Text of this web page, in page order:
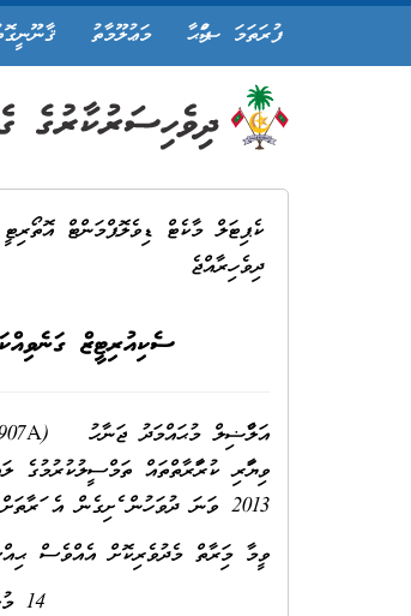
ފުރަތަމަ ޞަފްޙާ މަޢުލޫމާތު
ކެޕިޓަލް މާކެޓް ޑިވެލޮޕްމަންޓް އޮތޯރިޓީ
ދިވެހިރާއްޖެ
ސެކިއުރިޓީޒް
2013 ވަނަ ދުވަހުން ފެށިގެން އެ ފަރާތަށް ދޫކޮށްފައިވާ ލައިސަންސް ވަނީ ބާޠިލުވެފައެވެ.
ވީމާ މިފަރާތް މެދުވެރިކޮށް އެއްވެސް